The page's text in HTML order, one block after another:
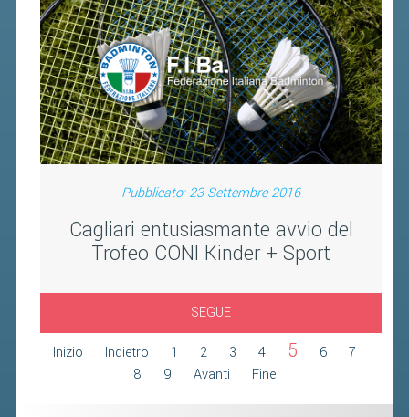
Pubblicato: 23 Settembre 2016
Cagliari entusiasmante avvio del
Trofeo CONI Kinder + Sport
SEGUE
Inizio Indietro 1 2 3 4 5 6
7
8
9 Avanti Fine
FIBA PICKLEBALL TOUR
CLASSIFICHE PICKLEBALL
BANDI PUBBLICI
VOLA CON NOI 2026
RIVISTA BADMANIA
2025
2022
2021